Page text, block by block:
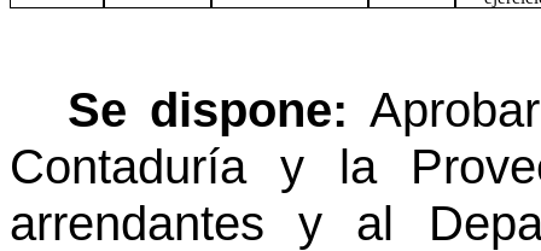
Se dispone:
Contaduría y la
arrendantes y al